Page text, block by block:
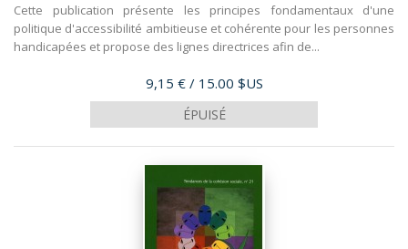
Cette publication présente les principes fondamentaux d'une
politique d'accessibilité ambitieuse et cohérente pour les personnes
handicapées et propose des lignes directrices afin de...
Prix
9,15 € / 15.00 $US
ÉPUISÉ